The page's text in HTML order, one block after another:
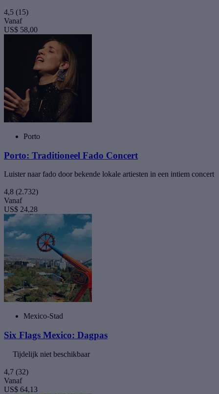
4,5 (15)
Vanaf
US$ 58,00
Porto
Porto: Traditioneel Fado Concert
Luister naar fado door bekende lokale artiesten in een intiem concert
4,8 (2.732)
Vanaf
US$ 24,28
Mexico-Stad
Six Flags Mexico: Dagpas
Tijdelijk niet beschikbaar
4,7 (32)
Vanaf
US$ 64,13